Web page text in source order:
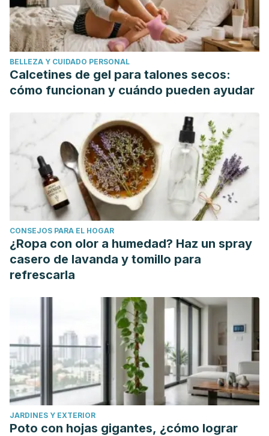
Moro, A. (2011). Las increíbles propiedades del
bicarbonato de sodio.
Mas, A., Troncoso, A. M., García-Parrilla, M. C., & Torija, M.
J. (2015). Vinegar. In Encyclopedia of Food and Health.
https://doi.org/10.1016/B978-0-12-384947-2.00726-1
BELLEZA Y CUIDADO PERSONAL
Calcetines de gel para talones secos:
cómo funcionan y cuándo pueden ayudar
CONSEJOS PARA EL HOGAR
¿Ropa con olor a humedad? Haz un spray
casero de lavanda y tomillo para
refrescarla
JARDINES Y EXTERIOR
Poto con hojas gigantes, ¿cómo lograr